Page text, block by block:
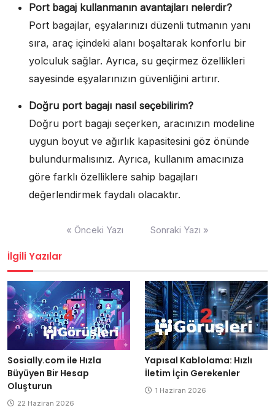
Port bagaj kullanmanın avantajları nelerdir?
Port bagajlar, eşyalarınızı düzenli tutmanın yanı
sıra, araç içindeki alanı boşaltarak konforlu bir
yolculuk sağlar. Ayrıca, su geçirmez özellikleri
sayesinde eşyalarınızın güvenliğini artırır.
Doğru port bagajı nasıl seçebilirim?
Doğru port bagajı seçerken, aracınızın modeline
uygun boyut ve ağırlık kapasitesini göz önünde
bulundurmalısınız. Ayrıca, kullanım amacınıza
göre farklı özelliklere sahip bagajları
değerlendirmek faydalı olacaktır.
« Önceki Yazı Sonraki Yazı »
İlgili Yazılar
Sosially.com ile Hızla
Büyüyen Bir Hesap
Oluşturun
22 Haziran 2026
Yapısal Kablolama: Hızlı
İletim İçin Gerekenler
1 Haziran 2026